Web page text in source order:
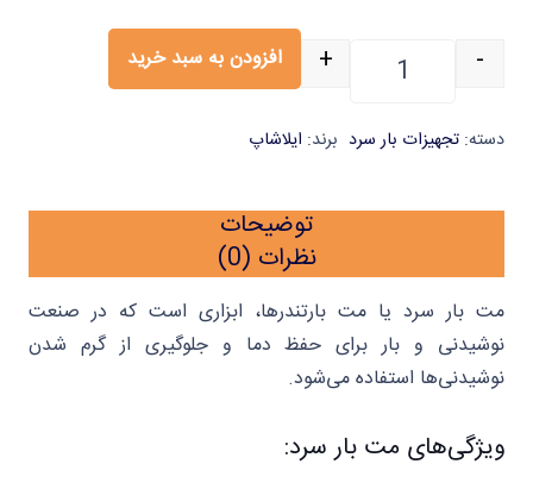
مت بار سرد سیلیکنی ست 3 عددی ایلا عدد -
+ افزودن به سبد خرید
دسته: تجهیزات بار سرد برند: ایلاشاپ
توضیحات
نظرات (0)
مت بار سرد یا مت بارتندرها، ابزاری است که در صنعت
نوشیدنی و بار برای حفظ دما و جلوگیری از گرم شدن
نوشیدنی‌ها استفاده می‌شود.
ویژگی‌های مت‌ بار سرد: